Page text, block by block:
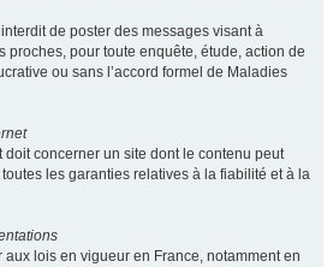
interdit de poster des messages visant à
proches, pour toute enquête, étude, action de
ou sans l’accord formel de Maladies
doit concerner un site dont le contenu peut
les garanties relatives à la fiabilité et à la
aux lois en vigueur en France, notamment en